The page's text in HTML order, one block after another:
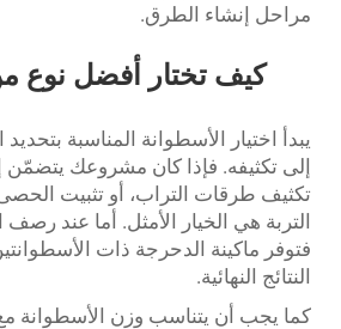
مراحل إنشاء الطرق.
كيف تختار أفضل نوع
يبدأ اختيار الأسطوانة المناسبة
إلى تكثيفه. فإذا كان مشروعك يتضمّن
تكثيف طرقات التراب، أو تثبيت
التربة هي الخيار الأمثل. أما عند
فتوفر ماكينة الدحرجة ذات
النتائج النهائية.
كما يجب أن يتناسب وزن الأسطوانة